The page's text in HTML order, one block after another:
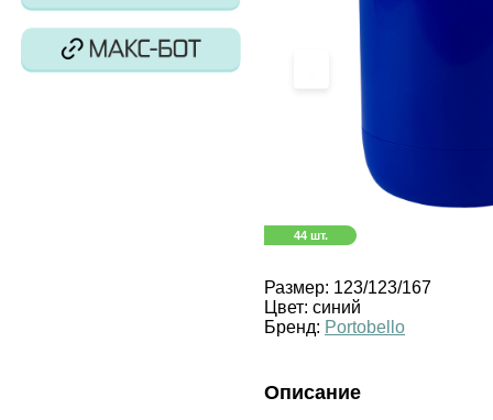
44 шт.
Размер: 123/123/167
Цвет: синий
Бренд: Portobello
Описание